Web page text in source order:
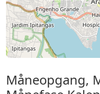
Måneopgang,